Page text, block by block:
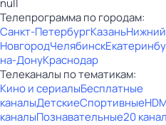
null
Телепрограмма по городам:
Санкт-ПетербургКазаньНижний
НовгородЧелябинск
на-ДонуКраснодар
Телеканалы по тематикам:
Кино и сериалыБесплатные
каналыДетскиеСпортивныеHD
каналыПознавательные20